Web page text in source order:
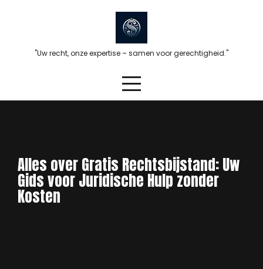
"Uw recht, onze expertise – samen voor gerechtigheid."
Alles over Gratis Rechtsbijstand: Uw
Gids voor Juridische Hulp zonder
Kosten